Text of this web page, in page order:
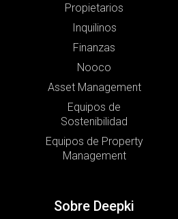
Propietarios
Inquilinos
Finanzas
Nooco
Asset Management
Equipos de
Sostenibilidad
Equipos de Property
Management
Sobre Deepki